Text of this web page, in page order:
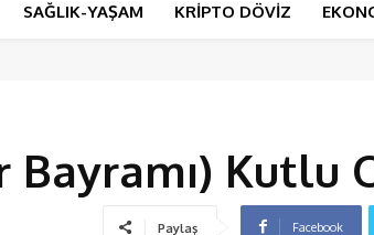
SAĞLIK-YAŞAM KRİPTO DÖVİZ
Bayramı) Kutlu
Paylaş Facebook